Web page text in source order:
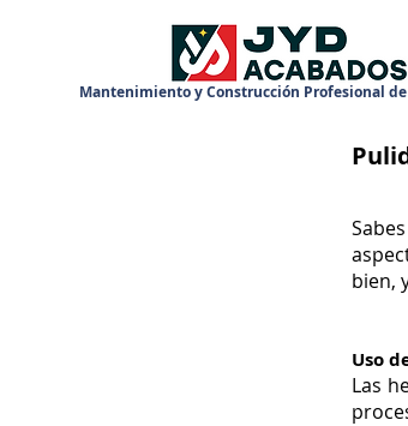
Mantenimiento y Construcción Profesional de
bien,
Uso
Las